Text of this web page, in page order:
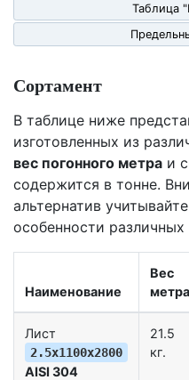
Таблица
Сортамент
В таблице ниже
изготовленных из
вес погонного метра и
содержится в тонне.
альтернатив
особенности различных
Наименование
Вес
метра
Лист
2.5х1100х2800
AISI 304
21.5
кг.